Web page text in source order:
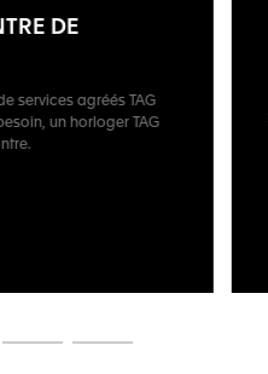
DE
services agréés TAG
un horloger TAG